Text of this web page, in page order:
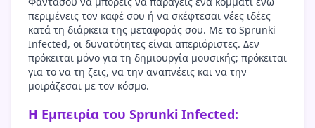
περιμένεις τον καφέ σου ή να σκέφτεσαι νέες ιδέες
κατά τη διάρκεια της μεταφοράς σου. Με το Sprunki
Infected, οι δυνατότητες είναι απεριόριστες. Δεν
πρόκειται μόνο για τη δημιουργία μουσικής; πρόκειται
για το να τη ζεις, να την αναπνέεις και να την
μοιράζεσαι με τον κόσμο.
Η Εμπειρία του Sprunki Infected: